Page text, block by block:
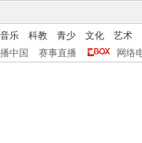
音乐 科教 青少 文化
艺术
中国 赛事直播 网络